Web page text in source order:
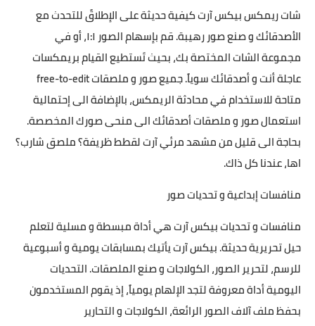
شات ريمكس بيكس آرت كيفية حديثة على الإطلاقً للتحدث مع
الأصدقائك و صنع صور رهيبة. قم بإسهام الصور ١:١، أو في
مجموعة الشات المختصة بك، بحيث تَستطيع القيام بريمكسات
عاجلة أنت و أصدقائك سوياً. جميع صور و ملصقات free-to-edit
متاحة للاستخدام في محادثة الريمكس، بالإضافة الى إحتمالية
استعمال صور و ملصقات أصدقائك الى منحى صورك المخصصة.
بحاجة الى قليل من مشهد مرئي آرت لقطط ظريفة؟ ملصق شارب؟
اها، عندنا كل ذاك.
منافسات إبداعية و تحديات صور
منافسات و تحديات بيكس آرت هي أداة مبسطة و مسلية لتعلم
حيل تحريرية حديثة. بيكس آرت يأتيك بمسابقات يومية و أسبوعية
للرسم، لتحرير الصور، الكولاجات و صنع الملصقات. التحديات
اليومية أداة معروفة لتجد الإلهام يومياً، إذ يقوم المستخدمون
بحفظ ملف آلاف الصور الرائعة، الكولاجات و التحارير